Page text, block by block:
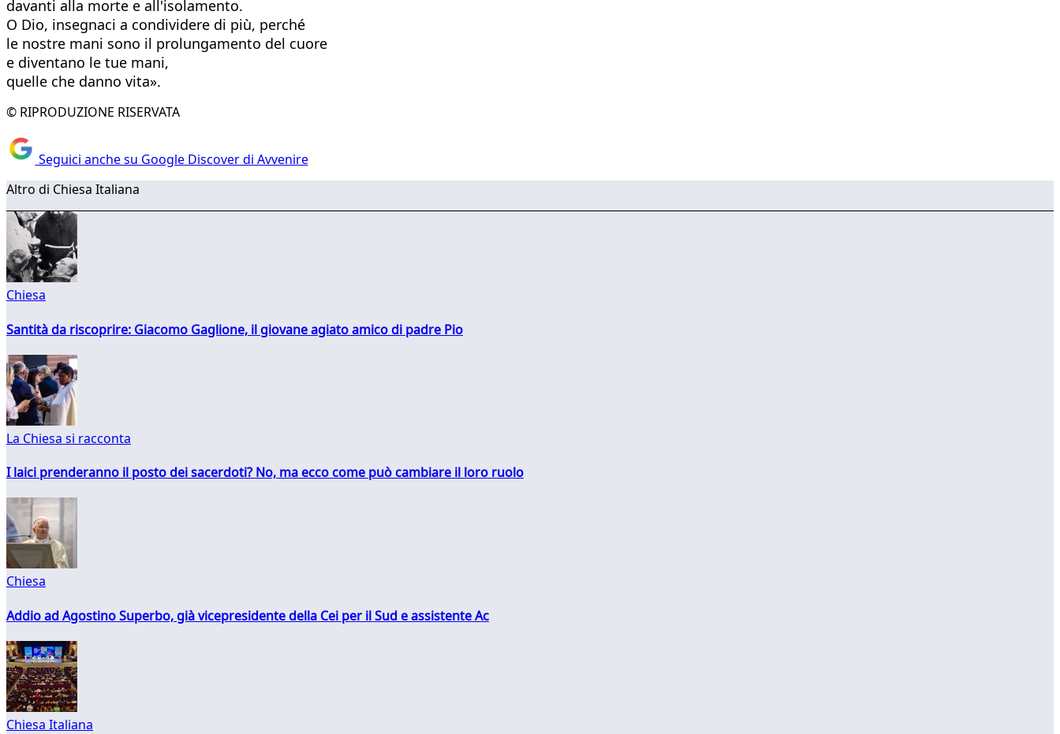
davanti alla morte e all'isolamento.
O Dio, insegnaci a condividere di più, perché
le nostre mani sono il prolungamento del cuore
e diventano le tue mani,
quelle che danno vita».
© RIPRODUZIONE RISERVATA
Seguici anche su Google Discover di Avvenire
Altro di Chiesa Italiana
Chiesa
Santità da riscoprire: Giacomo Gaglione, il giovane agiato amico di padre Pio
La Chiesa si racconta
I laici prenderanno il posto dei sacerdoti? No, ma ecco come può cambiare il loro ruolo
Chiesa
Addio ad Agostino Superbo, già vicepresidente della Cei per il Sud e assistente Ac
Chiesa Italiana